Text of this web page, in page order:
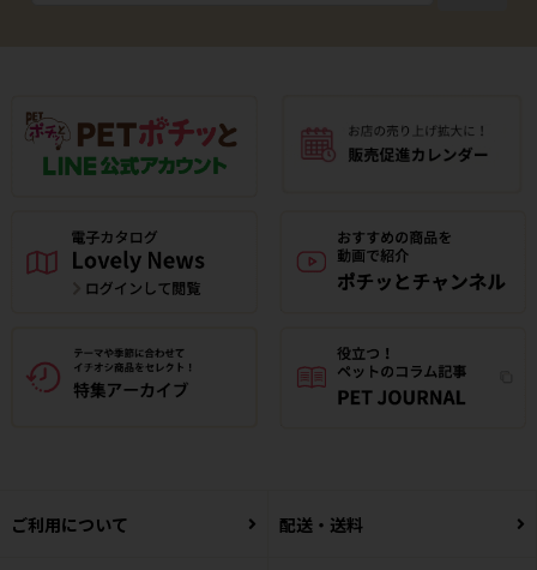
ご利用について 配送・送料